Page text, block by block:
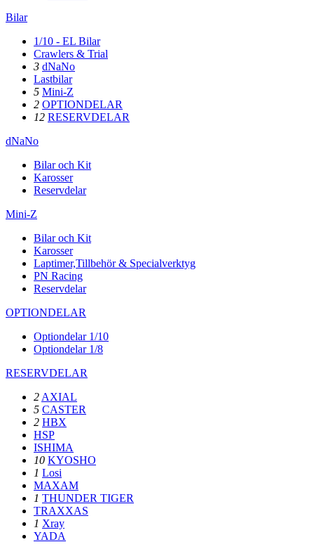
Bilar
1/10 - EL Bilar
Crawlers & Trial
3 dNaNo
Lastbilar
5 Mini-Z
2 OPTIONDELAR
12 RESERVDELAR
dNaNo
Bilar och Kit
Karosser
Reservdelar
Mini-Z
Bilar och Kit
Karosser
Laptimer,Tillbehör & Specialverktyg
PN Racing
Reservdelar
OPTIONDELAR
Optiondelar 1/10
Optiondelar 1/8
RESERVDELAR
2 AXIAL
5 CASTER
2 HBX
HSP
ISHIMA
10 KYOSHO
1 Losi
MAXAM
1 THUNDER TIGER
TRAXXAS
1 Xray
YADA